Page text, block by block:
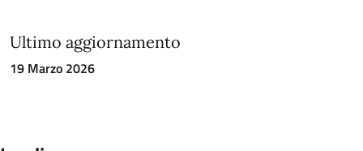
Ultimo aggiornamento
19 Marzo 2026